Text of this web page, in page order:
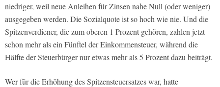
niedriger, weil neue Anleihen für Zinsen nahe Null (oder weniger)
ausgegeben werden. Die Sozialquote ist so hoch wie nie. Und die
Spitzenverdiener, die zum oberen 1 Prozent gehören, zahlen jetzt
schon mehr als ein Fünftel der Einkommensteuer, während die
Hälfte der Steuerbürger nur etwas mehr als 5 Prozent dazu beiträgt.
Wer für die Erhöhung des Spitzensteuersatzes war, hatte